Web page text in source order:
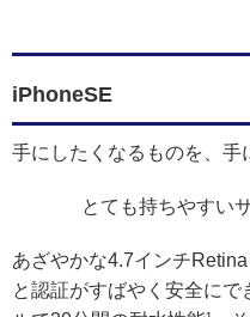
iPhoneSE
手にしたくなるものを、手
とても持ちやすい
あざやかな4.7インチ
と認証がすばやく安全にで